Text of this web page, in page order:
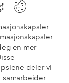
en mer
deler vi
samarbeider
FAQ. Du finner
oss.